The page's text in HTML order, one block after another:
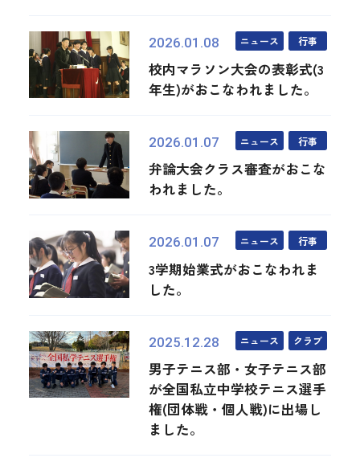
2026.01.08 ニュース 行事
校内マラソン大会の表彰式(3
年生)がおこなわれました。
2026.01.07 ニュース 行事
弁論大会クラス審査がおこな
われました。
2026.01.07 ニュース 行事
3学期始業式がおこなわれま
した。
2025.12.28 ニュース クラブ
男子テニス部・女子テニス部
が全国私立中学校テニス選手
権(団体戦・個人戦)に出場し
ました。